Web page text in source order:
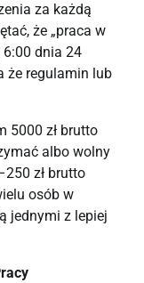
za każdą
że „praca w
dnia 24
że regulamin lub
5000 zł brutto
albo wolny
zł brutto
osób w
jednymi z lepiej